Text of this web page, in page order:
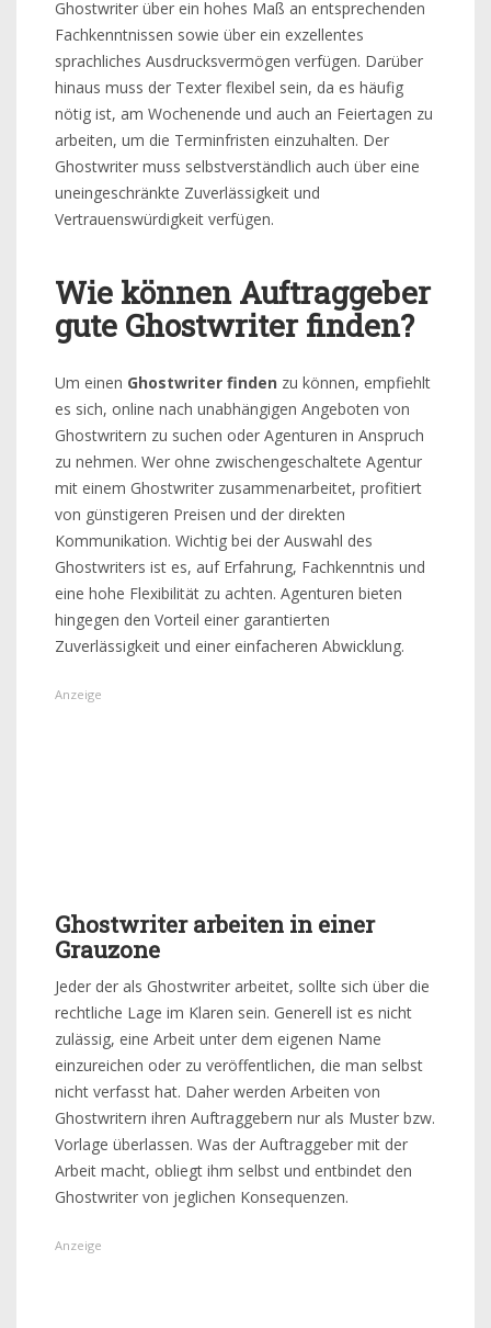
Ghostwriter über ein hohes Maß an entsprechenden
Fachkenntnissen sowie über ein exzellentes
sprachliches Ausdrucksvermögen verfügen. Darüber
hinaus muss der Texter flexibel sein, da es häufig
nötig ist, am Wochenende und auch an Feiertagen zu
arbeiten, um die Terminfristen einzuhalten. Der
Ghostwriter muss selbstverständlich auch über eine
uneingeschränkte Zuverlässigkeit und
Vertrauenswürdigkeit verfügen.
Wie können Auftraggeber
gute Ghostwriter finden?
Um einen Ghostwriter finden zu können, empfiehlt
es sich, online nach unabhängigen Angeboten von
Ghostwritern zu suchen oder Agenturen in Anspruch
zu nehmen. Wer ohne zwischengeschaltete Agentur
mit einem Ghostwriter zusammenarbeitet, profitiert
von günstigeren Preisen und der direkten
Kommunikation. Wichtig bei der Auswahl des
Ghostwriters ist es, auf Erfahrung, Fachkenntnis und
eine hohe Flexibilität zu achten. Agenturen bieten
hingegen den Vorteil einer garantierten
Zuverlässigkeit und einer einfacheren Abwicklung.
Ghostwriter arbeiten in einer
Grauzone
Jeder der als Ghostwriter arbeitet, sollte sich über die
rechtliche Lage im Klaren sein. Generell ist es nicht
zulässig, eine Arbeit unter dem eigenen Name
einzureichen oder zu veröffentlichen, die man selbst
nicht verfasst hat. Daher werden Arbeiten von
Ghostwritern ihren Auftraggebern nur als Muster bzw.
Vorlage überlassen. Was der Auftraggeber mit der
Arbeit macht, obliegt ihm selbst und entbindet den
Ghostwriter von jeglichen Konsequenzen.